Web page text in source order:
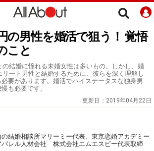
の男性を婚活で狙う！ 覚悟
こと
の結婚に憧れる未婚女性は多いもの。しかし、婚
ート男性と結婚するために、彼らを深く理解し
要があります。婚活でハイステータスな独身男
も必要です。
更新日： 2019年04月22日
結婚相談所マリーミー代表、東京恋婚アカデミー
パレル人材会社 株式会社エムエスピー代表取締